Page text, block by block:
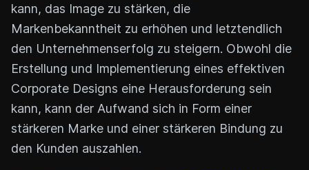
kann, das Image zu stärken, die
Markenbekanntheit zu erhöhen und letztendlich
den Unternehmenserfolg zu steigern. Obwohl die
Erstellung und Implementierung eines effektiven
Corporate Designs eine Herausforderung sein
kann, kann der Aufwand sich in Form einer
stärkeren Marke und einer stärkeren Bindung zu
den Kunden auszahlen.